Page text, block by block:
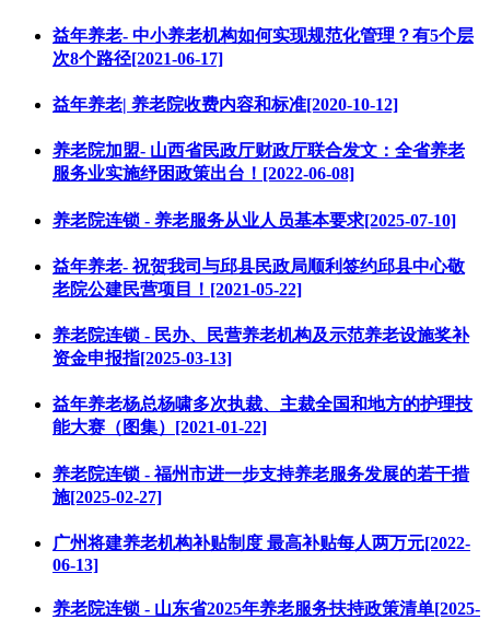
益年养老- 中小养老机构如何实现规范化管理？有5个层
次8个路径[2021-06-17]
益年养老| 养老院收费内容和标准[2020-10-12]
养老院加盟- 山西省民政厅财政厅联合发文：全省养老
服务业实施纾困政策出台！[2022-06-08]
养老院连锁 - 养老服务从业人员基本要求[2025-07-10]
益年养老- 祝贺我司与邱县民政局顺利签约邱县中心敬
老院公建民营项目！[2021-05-22]
养老院连锁 - 民办、民营养老机构及示范养老设施奖补
资金申报指[2025-03-13]
益年养老杨总杨啸多次执裁、主裁全国和地方的护理技
能大赛（图集）[2021-01-22]
养老院连锁 - 福州市进一步支持养老服务发展的若干措
施[2025-02-27]
广州将建养老机构补贴制度 最高补贴每人两万元[2022-
06-13]
养老院连锁 - 山东省2025年养老服务扶持政策清单[2025-